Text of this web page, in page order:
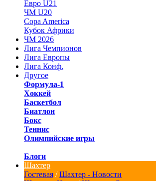
Евро U21
ЧМ U20
Copa America
Кубок Африки
ЧМ 2026
Лига Чемпионов
Лига Европы
Лига Конф.
Другое
Формула-1
Хоккей
Баскетбол
Биатлон
Бокс
Теннис
Олимпийские игры
Блоги
Шахтер
Гостевая /Шахтер - Новости